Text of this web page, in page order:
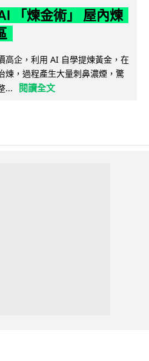
「煉金術」 屋內煉
高企，利用 AI 自學提煉黃金，在
煉，過程產生大量刺鼻濃煙，驚
...
閱讀全文